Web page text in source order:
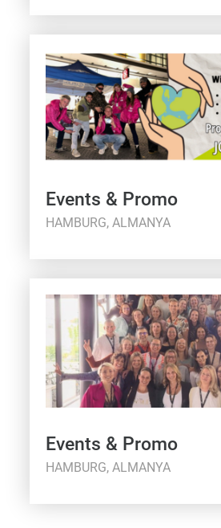
Events & Promo
HAMBURG, ALMANYA
Events & Promo
HAMBURG, ALMANYA